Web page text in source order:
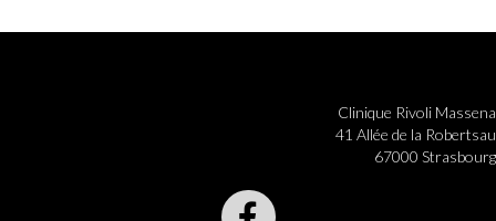
Clinique Rivoli Massena
41 Allée de la Robertsau
67000 Strasbourg